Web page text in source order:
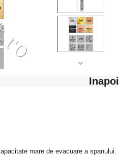
Inapoi
mare de evacuare a spanului.